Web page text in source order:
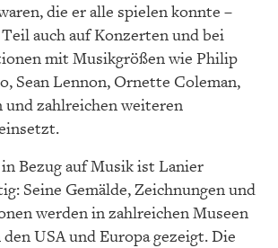
die er alle spielen konnte –
auch auf Konzerten und bei
mit Musikgrößen wie Philip
Sean Lennon, Ornette Coleman,
und zahlreichen weiteren
Bezug auf Musik ist Lanier
Seine Gemälde, Zeichnungen und
werden in zahlreichen Museen
USA und Europa gezeigt. Die